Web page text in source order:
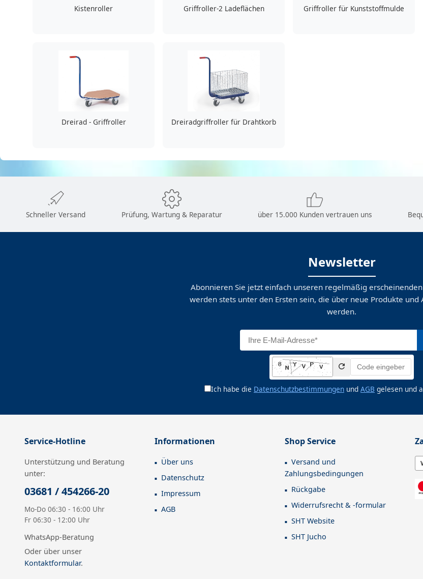
Kistenroller Griffroller-2 Ladeflächen Griffroller für Kunststoffmulde
Dreirad - Griffroller Dreiradgriffroller für Drahtkorb
Schneller Versand Prüfung, Wartung & Reparatur über 15.000 Kunden vertrauen uns
Newsletter
Abonnieren Sie jetzt einfach unseren regelmäßig
werden stets unter den Ersten sein, die über neue Produkte
werden.
Ich habe die Datenschutzbestimmungen und AGB gelesen und
Service-Hotline
Unterstützung und Beratung
unter:
03681 / 454266-20
Mo-Do 06:30 - 16:00 Uhr
Fr 06:30 - 12:00 Uhr
WhatsApp-Beratung
Oder über unser
Kontaktformular.
Informationen
Über uns
Datenschutz
Impressum
AGB
Shop Service
Versand und
Zahlungsbedingungen
Rückgabe
Widerrufsrecht & -formular
SHT Website
SHT Jucho